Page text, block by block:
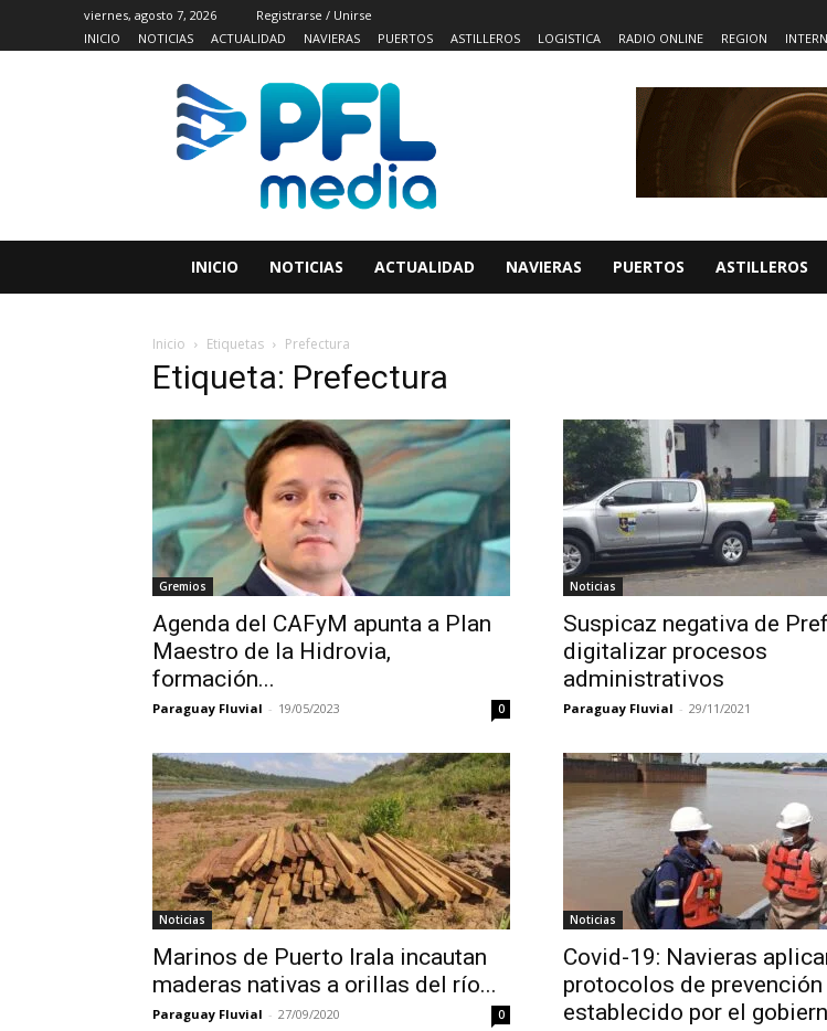
viernes, agosto 7, 2026
Registrarse / Unirse
INICIO
NOTICIAS ACTUALIDAD NAVIERAS PUERTOS ASTILLEROS LOGISTICA RADIO ONLINE REGION
INICIO NOTICIAS ACTUALIDAD NAVIERAS PUERTOS ASTILLEROS
Inicio Etiquetas Prefectura
Etiqueta: Prefectura
Gremios
Agenda del CAFyM apunta a Plan
Maestro de la Hidrovia,
formación...
Paraguay Fluvial - 19/05/2023 0
Noticias
Suspicaz negativa de
digitalizar procesos
administrativos
Paraguay Fluvial - 29/11/2021
Noticias
Marinos de Puerto Irala incautan
maderas nativas a orillas del río...
Paraguay Fluvial - 27/09/2020 0
Noticias
Covid-19: Navieras
protocolos de prevención
establecido por el